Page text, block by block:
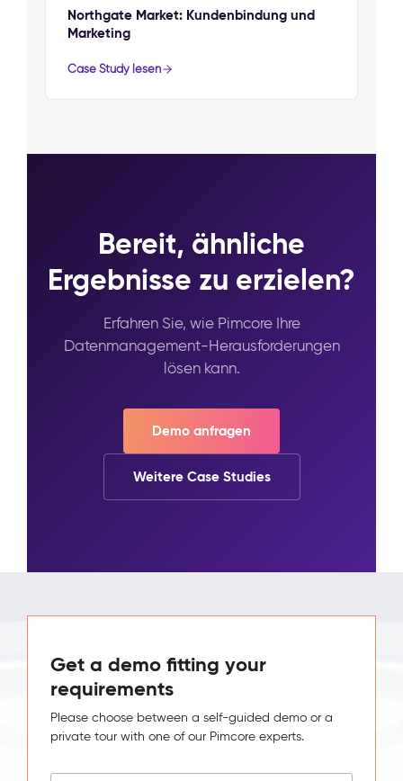
Northgate Market: Kundenbindung und
Marketing
Case Study lesen
Bereit, ähnliche
Ergebnisse zu erzielen?
Erfahren Sie, wie Pimcore Ihre
Datenmanagement-Herausforderungen
lösen kann.
Demo anfragen
Weitere Case Studies
Get a demo fitting your
requirements
Please choose between a self-guided demo or a
private tour with one of our Pimcore experts.